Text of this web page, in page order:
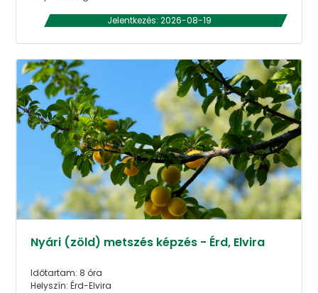
Jelentkezés: 2026-08-19
Nyári (zöld) metszés képzés - Érd, Elvira
Időtartam: 8 óra
Helyszín: Érd-Elvira